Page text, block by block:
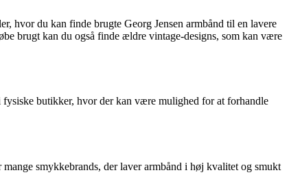
hvor du kan finde brugte Georg Jensen armbånd til en lavere
brugt kan du også finde ældre vintage-designs, som kan være
fysiske butikker, hvor der kan være mulighed for at forhandle
smykkebrands, der laver armbånd i høj kvalitet og smukt